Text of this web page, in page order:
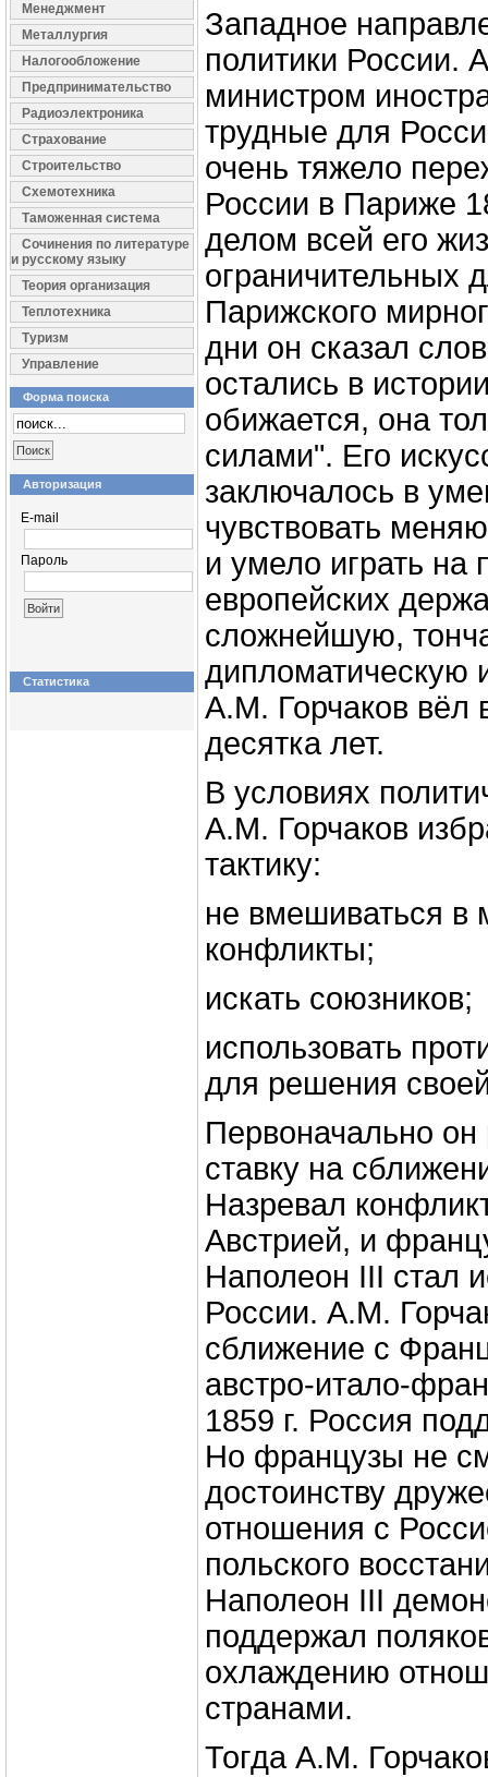
Менеджмент
Металлургия
Налогообложение
Предпринимательство
Радиоэлектроника
Страхование
Строительство
Схемотехника
Таможенная система
Сочинения по литературе
и русскому языку
Теория организация
Теплотехника
Туризм
Управление
Форма поиска
Авторизация
E-mail
Пароль
Статистика
Западное
политики России.
министром
трудные для
очень тяжело
России в Париже
делом всей его
ограничительных
Парижского
дни он сказал
остались в
обижается, она
силами". Его
заключалось в
чувствовать
и умело играть на
европейских
сложнейшую,
дипломатическую
А.М. Горчаков вёл
десятка лет.
В условиях
А.М. Горчаков
тактику:
не вмешиваться в
конфликты;
искать союзников;
использовать
для решения
Первоначально
ставку на
Назревал
Австрией, и
Наполеон III стал
России. А.М.
сближение с
австро-итало-
1859 г. Россия
Но французы не
достоинству
отношения с
польского
Наполеон III
поддержал
охлаждению
странами.
Тогда А.М.